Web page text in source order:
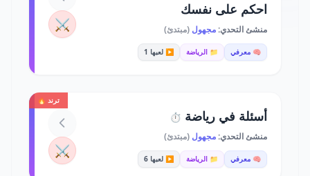
احكم على نفسك
منشئ التحدي:مجهول (مبتدئ)
🧠 معرفي 📁 الرياضة ▶️ لعبها 1
⚔️
ترند 🔥
أسئلة في رياضة ⏱️
منشئ التحدي:مجهول (مبتدئ)
🧠 معرفي 📁 الرياضة ▶️ لعبها 6 ⚔️